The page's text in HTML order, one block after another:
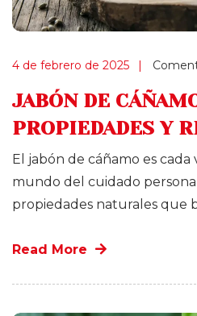
4 de febrero de 2025
JABÓN DE
PROPIEDADES Y
El jabón de cáñamo es cada
mundo del cuidado
propiedades naturales que
Read More